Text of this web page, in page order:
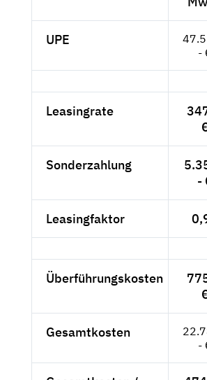
UPE
-
Leasingrate
Sonderzahlung
-
Leasingfaktor
Überführungskosten
Gesamtkosten
-